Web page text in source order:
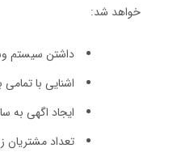
خواهد شد:
داشتن سیستم
اشنایی با
ایجاد اگهی به
تعداد مشتریان